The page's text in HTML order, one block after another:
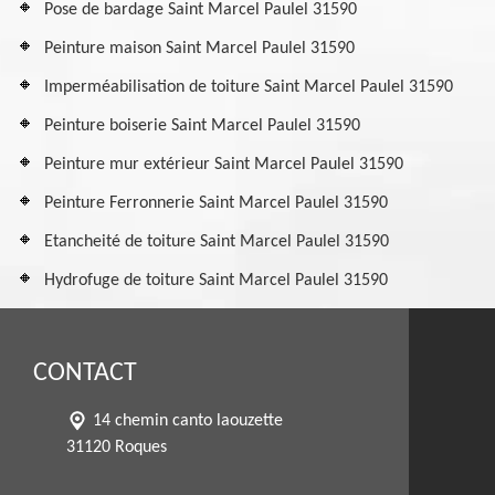
Pose de bardage Saint Marcel Paulel 31590
Peinture maison Saint Marcel Paulel 31590
Imperméabilisation de toiture Saint Marcel Paulel 31590
Peinture boiserie Saint Marcel Paulel 31590
Peinture mur extérieur Saint Marcel Paulel 31590
Peinture Ferronnerie Saint Marcel Paulel 31590
Etancheité de toiture Saint Marcel Paulel 31590
Hydrofuge de toiture Saint Marcel Paulel 31590
CONTACT
14 chemin canto laouzette
31120 Roques